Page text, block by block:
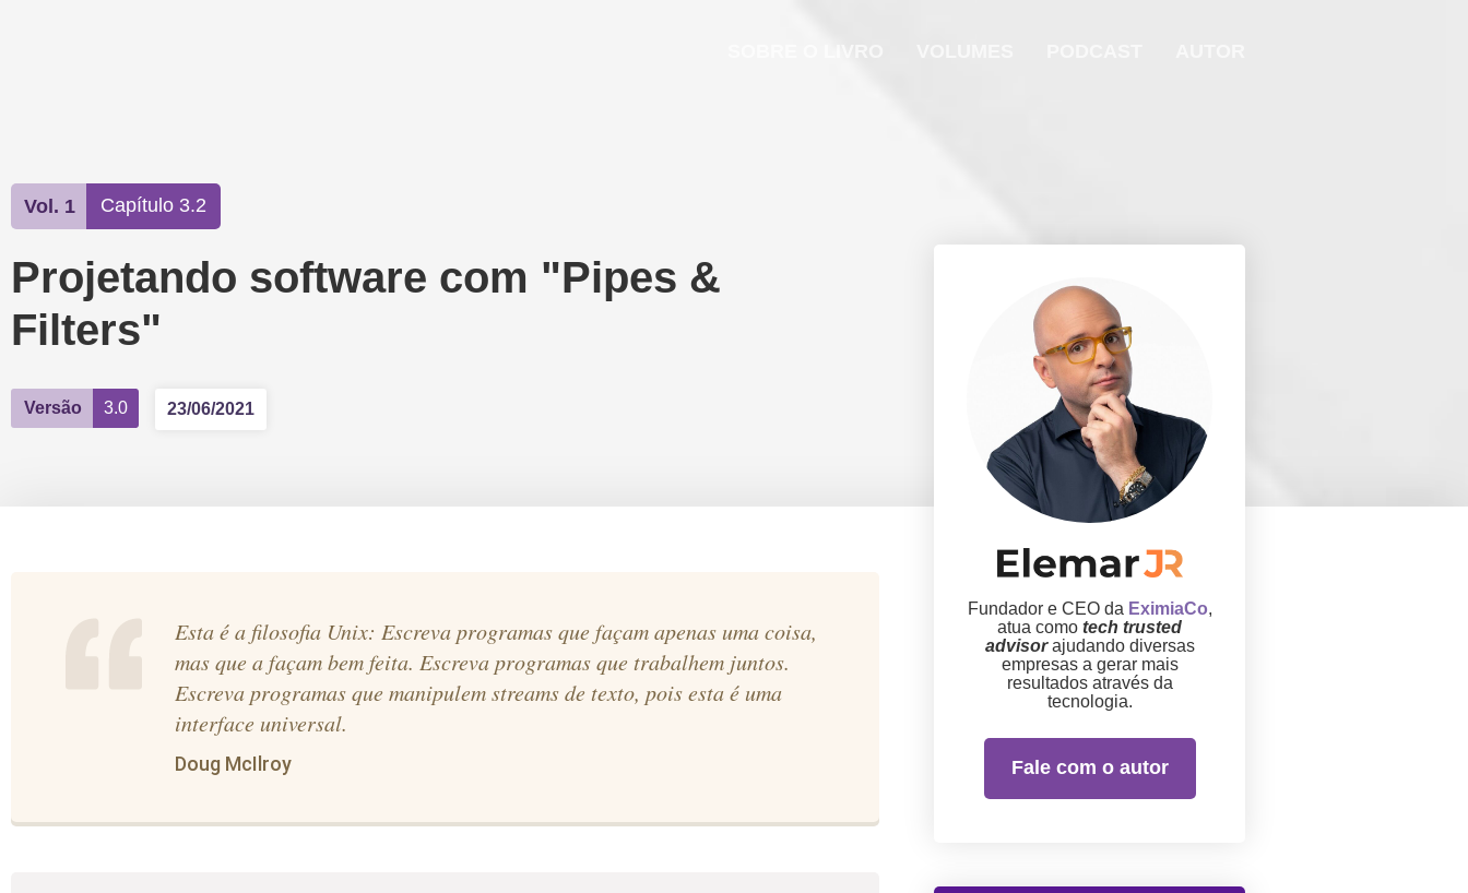
Vol. 1 Capítulo 3.2
Projetando software com "Pipes &
Filters"
Versão 3.0 23/06/2021
Esta é a filosofia Unix: Escreva programas que façam apenas uma coisa,
mas que a façam bem feita. Escreva programas que trabalhem juntos.
Escreva programas que manipulem streams de texto, pois esta é uma
interface universal.
Doug McIlroy
Fundador e CEO da EximiaCo,
atua como tech trusted
advisorajudando diversas
empresas a gerar mais
resultados através da
tecnologia.
Fale com o autor